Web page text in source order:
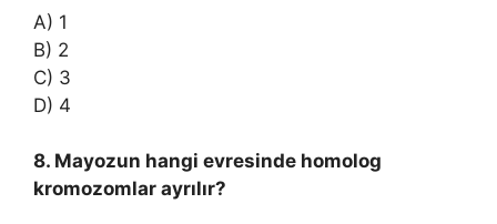
A) 1
B) 2
C) 3
D) 4
8. Mayozun hangi evresinde homolog
kromozomlar ayrılır?